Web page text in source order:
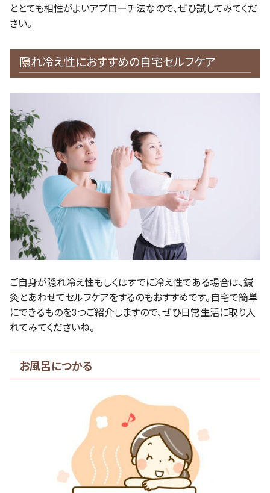
ととても相性がよいアプローチ法なので、ぜひ試してみてくだ
さい。
隠れ冷え性におすすめの自宅セルフケア
ご自身が隠れ冷え性もしくはすでに冷え性である場合は、鍼
灸とあわせてセルフケアをするのもおすすめです。自宅で簡単
にできるものを3つご紹介しますので、ぜひ日常生活に取り入
れてみてくださいね。
お風呂につかる